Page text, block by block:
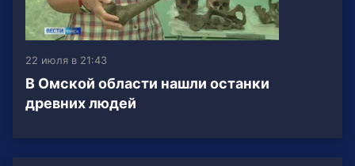
22 июля в 21:43
В Омской области нашли останки
древних людей